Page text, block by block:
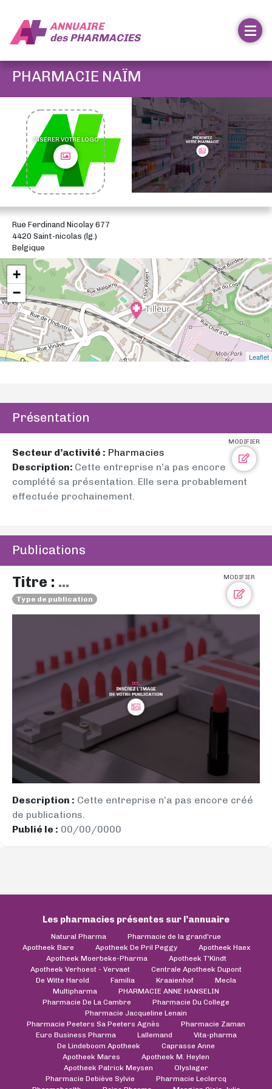
ANNUAIRE
desPHARMACIES
PHARMACIE NAÏM
INSÉRER VOTRE LOGO
Rue Ferdinand Nicolay 677
4420 Saint-nicolas (lg.)
Belgique
+
−
Leaflet
Présentation
MODIFIER
Secteur d’activité : Pharmacies
Description: Cette entreprise n’a pas encore
complété sa présentation. Elle sera probablement
effectuée prochainement.
Publications
MODIFIER
Titre : ...
Type de publication
Description : Cette entreprise n’a pas encore créé
de publications.
Publié le : 00/00/0000
Les pharmacies présentes sur l’annuaire
Natural Pharma
Pharmacie de la grand'rue
Apotheek Bare
Apotheek De Pril Peggy
Apotheek Haex
Apotheek Moerbeke-Pharma
Apotheek T'Kindt
Apotheek Verhoest - Vervaet
Centrale Apotheek Dupont
De Witte Harold
Familia Kraaienhof
Mecla
Multipharma
PHARMACIE ANNE HANSELIN
Pharmacie De La Cambre
Pharmacie Du College
Pharmacie Jacqueline Lenain
Pharmacie Peeters Sa Peeters Agnès
Pharmacie Zaman
Euro Business Pharma
Lallemand
Vita-pharma
De Lindeboom Apotheek
Caprasse Anne
Apotheek Mares
Apotheek M. Heylen
Apotheek Patrick Meysen
Olyslager
Pharmacie Debiève Sylvie
Pharmacie Leclercq